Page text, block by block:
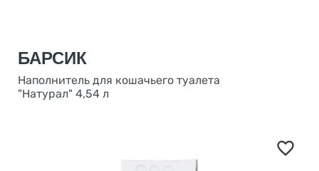
БАРСИК
Наполнитель для кошачьего туалета
"Натурал" 4,54 л